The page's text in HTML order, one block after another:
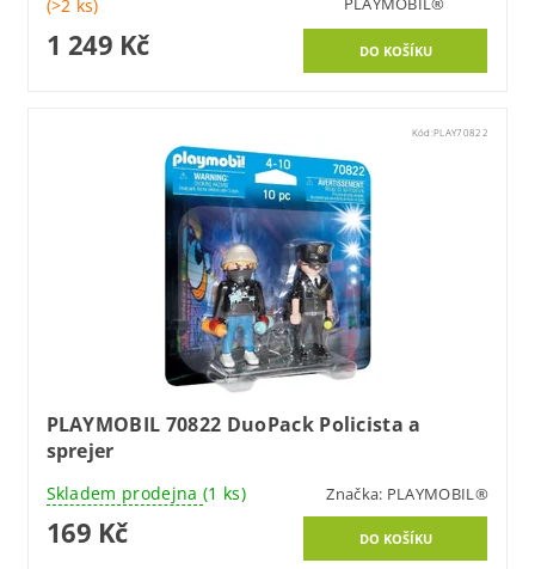
(>2 ks)
1 249 Kč
Kód:PLAY70822
PLAYMOBIL 70822 DuoPack Policista a
sprejer
Skladem prodejna (1 ks) Značka: PLAYMOBIL®
169 Kč